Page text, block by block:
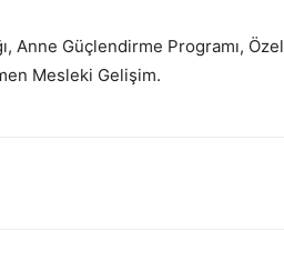
Anne Güçlendirme Programı, Özel
Mesleki Gelişim.